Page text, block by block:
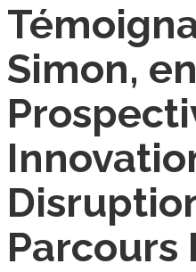
Simon,
Parcours